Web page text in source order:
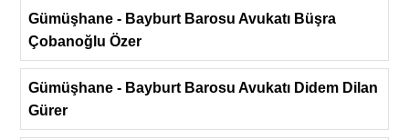
Gümüşhane - Bayburt Barosu Avukatı Büşra
Çobanoğlu Özer
Gümüşhane - Bayburt Barosu Avukatı Didem Dilan
Gürer